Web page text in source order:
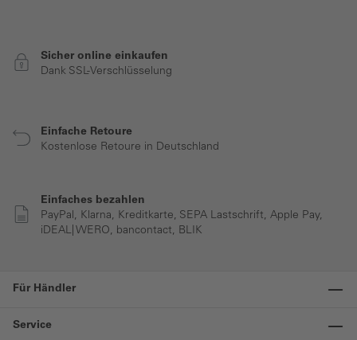
Sicher online einkaufen
Dank SSL-Verschlüsselung
Einfache Retoure
Kostenlose Retoure in Deutschland
Einfaches bezahlen
PayPal, Klarna, Kreditkarte, SEPA Lastschrift, Apple Pay,
iDEAL| WERO, bancontact, BLIK
Für Händler
Service